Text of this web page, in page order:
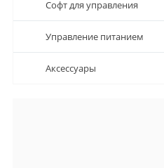
Софт для управления
Управление питанием
Аксессуары